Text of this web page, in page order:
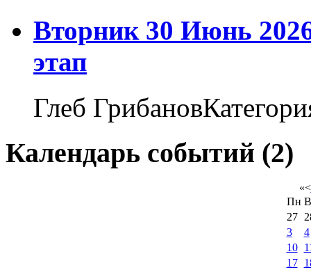
Вторник 30 Июнь
этап
Глеб
Календарь событий (2)
«<
Пн
27
3
4
10
17